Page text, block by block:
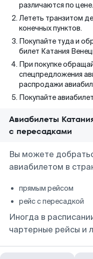
различаются по цене.
Лететь транзитом
конечных пунктов.
Покупайте туда и
билет Катания
При покупке
спецпредложения
распродажи
Покупайте
Авиабилеты
с пересадками
Вы можете
авиабилетом в
прямым рейсом
рейс с пересадкой
Иногда в
чартерные рейсы и